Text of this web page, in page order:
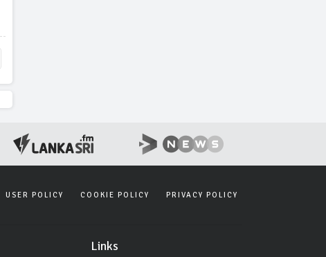
USER POLICY COOKIE POLICY PRIVACY POLICY
Links